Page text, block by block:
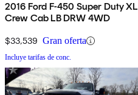
2016 Ford F-450 Super Duty XL
Crew Cab LB DRW 4WD
$33,539 Gran oferta
Incluye tarifas de conc.